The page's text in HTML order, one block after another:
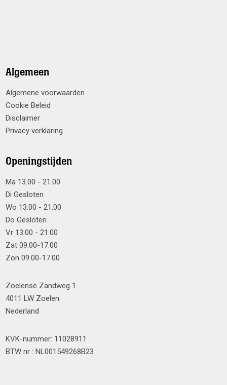
Algemeen
Algemene voorwaarden
Cookie Beleid
Disclaimer
Privacy verklaring
Openingstijden
Ma 13.00 - 21.00
Di Gesloten
Wo 13.00 - 21.00
Do Gesloten
Vr 13.00 - 21.00
Zat 09.00-17.00
Zon 09.00-17.00
Zoelense Zandweg 1
4011 LW Zoelen
Nederland
KVK-nummer: 11028911
BTW nr : NL001549268B23